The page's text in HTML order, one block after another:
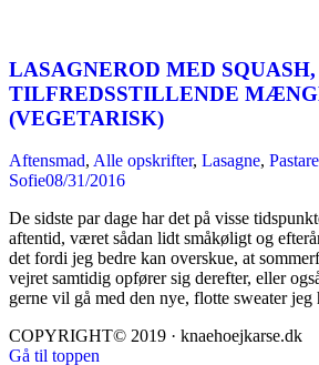
LASAGNEROD MED
TILFREDSSTILLENDE
(VEGETARISK)
Aftensmad, Alle opskrifter, Lasagne,
Sofie08/31/2016
De sidste par dage har det på visse
aftentid, været sådan lidt småkøligt og
det fordi jeg bedre kan overskue, at
vejret samtidig opfører sig derefter, eller
gerne vil gå med den nye, flotte sweater
COPYRIGHT© 2019 · knaehoejkarse.dk
Gå til toppen